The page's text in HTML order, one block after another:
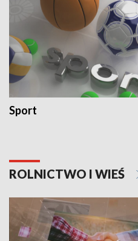
Sport
ROLNICTWO I WIEŚ